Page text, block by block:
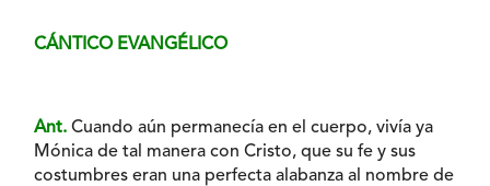
CÁNTICO EVANGÉLICO
Ant. Cuando aún permanecía en el cuerpo, vivía ya
Mónica de tal manera con Cristo, que su fe y sus
costumbres eran una perfecta alabanza al nombre de